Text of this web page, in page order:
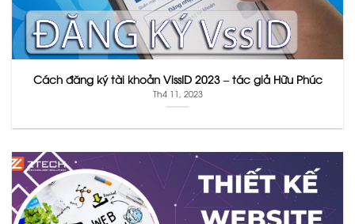
Cách đăng ký tài khoản VissID 2023 – tác giả Hữu Phúc
Th4 11, 2023